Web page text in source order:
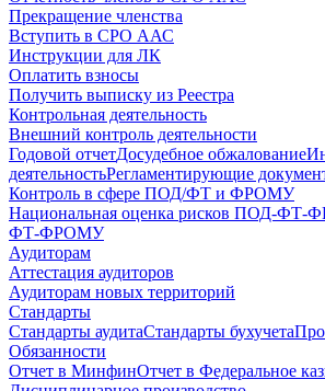
Прекращение членства
Вступить в СРО ААС
Инструкции для ЛК
Оплатить взносы
Получить выписку из Реестра
Контрольная деятельность
Внешний контроль деятельности
Годовой отчетДосудебное обжалование
деятельностьРегламентирующие
Контроль в сфере ПОД/ФТ и ФРОМУ
Национальная оценка рисков ПОД-
ФТ-ФРОМУ
Аудиторам
Аттестация аудиторов
Аудиторам новых территорий
Стандарты
Стандарты аудитаСтандарты бухучета
Обязанности
Отчет в МинфинОтчет в Федеральное